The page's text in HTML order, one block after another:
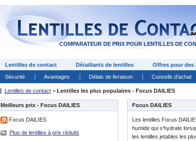
COMPARATEUR DE PRIX POUR LENTILLES DE
Lentilles de contact Détaillants de lentilles Offres pour des
Sécurité
Avantages Délais de livraison Conseils d'achat
Lentilles de contact> Lentilles les plus populaires - Focus DAILIES
Meilleurs prix - Focus DAILIES
Focus DAILIES
Plus de lentilles à prix réduits
Focus DAILIES
Les lentilles Focus
humide qui s’hydrate
les lentilles jetables les